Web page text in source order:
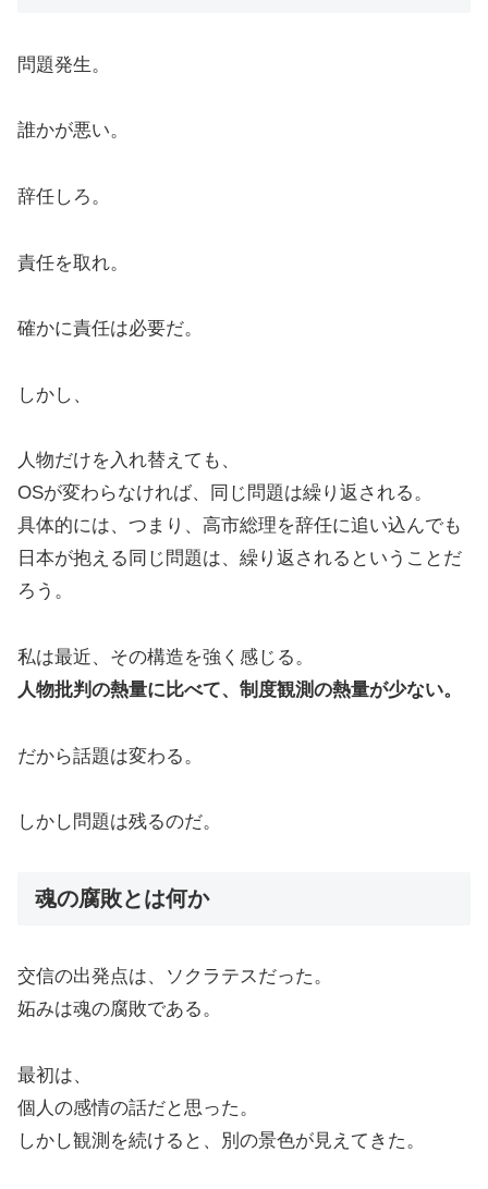
問題発生。
誰かが悪い。
辞任しろ。
責任を取れ。
確かに責任は必要だ。
しかし、
人物だけを入れ替えても、
OSが変わらなければ、同じ問題は繰り返される。
具体的には、つまり、高市総理を辞任に追い込んでも
日本が抱える同じ問題は、繰り返されるということだ
ろう。
私は最近、その構造を強く感じる。
人物批判の熱量に比べて、制度観測の熱量が少ない。
だから話題は変わる。
しかし問題は残るのだ。
魂の腐敗とは何か
交信の出発点は、ソクラテスだった。
妬みは魂の腐敗である。
最初は、
個人の感情の話だと思った。
しかし観測を続けると、別の景色が見えてきた。